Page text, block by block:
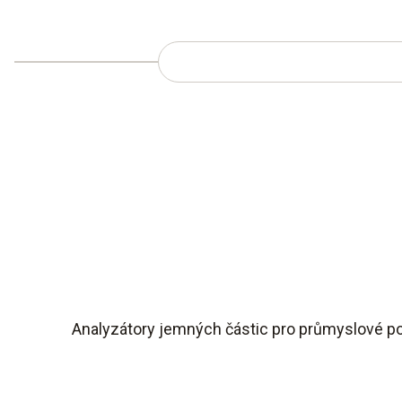
Analyzátory jemných částic pro průmyslové